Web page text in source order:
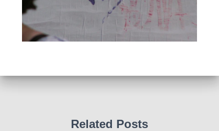
Related Posts